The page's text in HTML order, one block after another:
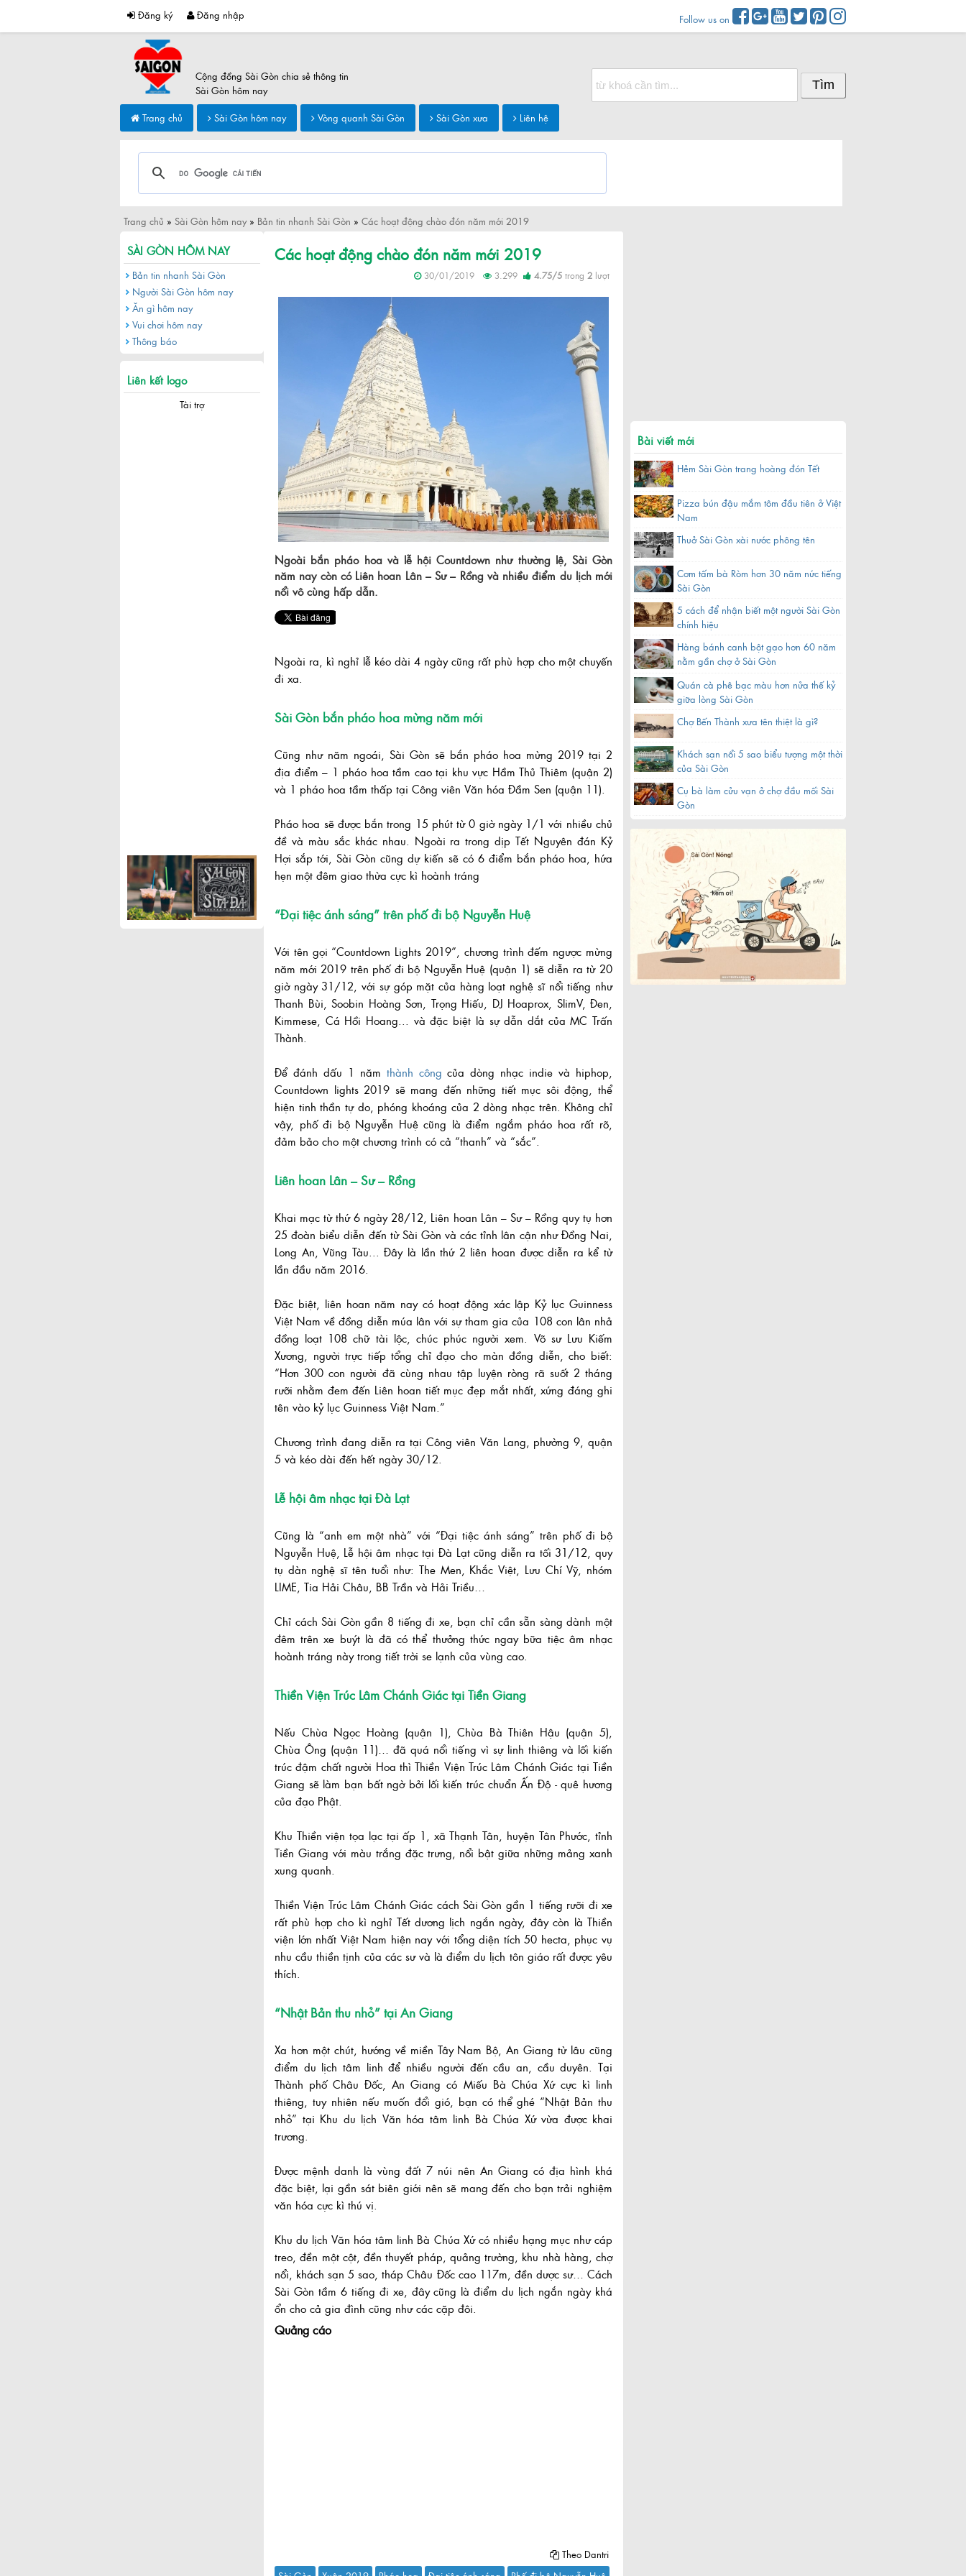
Đăng ký Đăng nhập Follow us on
Cộng đồng Sài Gòn chia sẻ thông tin
Sài Gòn hôm nay
Trang chủ
Sài Gòn hôm nay Vòng quanh Sài Gòn Sài Gòn xưa Liên hệ
Trang chủ » Sài Gòn hôm nay» Bản tin nhanh Sài Gòn » Các hoạt động chào đón năm mới 2019
Các hoạt động chào đón năm mới 2019
30/01/2019 3.299 4.75/5 trong 2 lượt
Ngoài bắn pháo hoa và lễ hội Countdown như thường lệ, Sài Gòn
năm nay còn có Liên hoan Lân – Sư – Rồng và nhiều điểm du lịch mới
nổi vô cùng hấp dẫn.
Ngoài ra, kì nghỉ lễ kéo dài 4 ngày cũng rất phù hợp cho một chuyến
đi xa.
Sài Gòn bắn pháo hoa mừng năm mới
Cũng như năm ngoái, Sài Gòn sẽ bắn pháo hoa mừng 2019 tại 2
địa điểm – 1 pháo hoa tầm cao tại khu vực Hầm Thủ Thiêm (quận 2)
và 1 pháo hoa tầm thấp tại Công viên Văn hóa Đầm Sen (quận 11).
Pháo hoa sẽ được bắn trong 15 phút từ 0 giờ ngày 1/1 với nhiều chủ
đề và màu sắc khác nhau. Ngoài ra trong dịp Tết Nguyên đán Kỷ
Hợi sắp tới, Sài Gòn cũng dự kiến sẽ có 6 điểm bắn pháo hoa, hứa
hẹn một đêm giao thừa cực kì hoành tráng
“Đại tiệc ánh sáng” trên phố đi bộ Nguyễn Huệ
Với tên gọi “Countdown Lights 2019”, chương trình đếm ngược mừng
năm mới 2019 trên phố đi bộ Nguyễn Huệ (quận 1) sẽ diễn ra từ 20
giờ ngày 31/12, với sự góp mặt của hàng loạt nghệ sĩ nổi tiếng như
Thanh Bùi, Soobin Hoàng Sơn, Trọng Hiếu, DJ Hoaprox, SlimV, Đen,
Kimmese, Cá Hồi Hoang... và đặc biệt là sự dẫn dắt của MC Trấn
Thành.
Để đánh dấu 1 năm thành công của dòng nhạc indie và hiphop,
Countdown lights 2019 sẽ mang đến những tiết mục sôi động, thể
hiện tinh thần tự do, phóng khoáng của 2 dòng nhạc trên. Không chỉ
vậy, phố đi bộ Nguyễn Huệ cũng là điểm ngắm pháo hoa rất rõ,
đảm bảo cho một chương trình có cả “thanh” và “sắc”.
Liên hoan Lân – Sư – Rồng
Khai mạc từ thứ 6 ngày 28/12, Liên hoan Lân – Sư – Rồng quy tụ hơn
25 đoàn biểu diễn đến từ Sài Gòn và các tỉnh lân cận như Đồng Nai,
Long An, Vũng Tàu... Đây là lần thứ 2 liên hoan được diễn ra kể từ
lần đầu năm 2016.
Đặc biệt, liên hoan năm nay có hoạt động xác lập Kỷ lục Guinness
Việt Nam về đồng diễn múa lân với sự tham gia của 108 con lân nhả
đồng loạt 108 chữ tài lộc, chúc phúc người xem. Võ sư Lưu Kiếm
Xương, người trực tiếp tổng chỉ đạo cho màn đồng diễn, cho biết:
“Hơn 300 con người đã cùng nhau tập luyện ròng rã suốt 2 tháng
rưỡi nhằm đem đến Liên hoan tiết mục đẹp mắt nhất, xứng đáng ghi
tên vào kỷ lục Guinness Việt Nam.”
Chương trình đang diễn ra tại Công viên Văn Lang, phường 9, quận
5 và kéo dài đến hết ngày 30/12.
Lễ hội âm nhạc tại Đà Lạt
Cũng là “anh em một nhà” với “Đại tiệc ánh sáng” trên phố đi bộ
Nguyễn Huệ, Lễ hội âm nhạc tại Đà Lạt cũng diễn ra tối 31/12, quy
tụ dàn nghệ sĩ tên tuổi như: The Men, Khắc Việt, Lưu Chí Vỹ, nhóm
LIME, Tia Hải Châu, BB Trần và Hải Triều…
Chỉ cách Sài Gòn gần 8 tiếng đi xe, bạn chỉ cần sẵn sàng dành một
đêm trên xe buýt là đã có thể thưởng thức ngay bữa tiệc âm nhạc
hoành tráng này trong tiết trời se lạnh của vùng cao.
Thiền Viện Trúc Lâm Chánh Giác tại Tiền Giang
Nếu Chùa Ngọc Hoàng (quận 1), Chùa Bà Thiên Hậu (quận 5),
Chùa Ông (quận 11)… đã quá nổi tiếng vì sự linh thiêng và lối kiến
trúc đậm chất người Hoa thì Thiền Viện Trúc Lâm Chánh Giác tại Tiền
Giang sẽ làm bạn bất ngờ bởi lối kiến trúc chuẩn Ấn Độ - quê hương
của đạo Phật.
Khu Thiền viện tọa lạc tại ấp 1, xã Thạnh Tân, huyện Tân Phước, tỉnh
Tiền Giang với màu trắng đặc trưng, nổi bật giữa những mảng xanh
xung quanh.
Thiền Viện Trúc Lâm Chánh Giác cách Sài Gòn gần 1 tiếng rưỡi đi xe
rất phù hợp cho kì nghỉ Tết dương lịch ngắn ngày, đây còn là Thiền
viện lớn nhất Việt Nam hiện nay với tổng diện tích 50 hecta, phục vụ
nhu cầu thiền tịnh của các sư và là điểm du lịch tôn giáo rất được yêu
thích.
“Nhật Bản thu nhỏ” tại An Giang
Xa hơn một chút, hướng về miền Tây Nam Bộ, An Giang từ lâu cũng
điểm du lịch tâm linh để nhiều người đến cầu an, cầu duyên. Tại
Thành phố Châu Đốc, An Giang có Miếu Bà Chúa Xứ cực kì linh
thiêng, tuy nhiên nếu muốn đổi gió, bạn có thể ghé “Nhật Bản thu
nhỏ” tại Khu du lịch Văn hóa tâm linh Bà Chúa Xứ vừa được khai
trương.
Được mệnh danh là vùng đất 7 núi nên An Giang có địa hình khá
đặc biệt, lại gần sát biên giới nên sẽ mang đến cho bạn trải nghiệm
văn hóa cực kì thú vị.
Khu du lịch Văn hóa tâm linh Bà Chúa Xứ có nhiều hạng mục như cáp
treo, đền một cột, đền thuyết pháp, quảng trường, khu nhà hàng, chợ
nổi, khách sạn 5 sao, tháp Châu Đốc cao 117m, đền dược sư… Cách
Sài Gòn tầm 6 tiếng đi xe, đây cũng là điểm du lịch ngắn ngày khá
ổn cho cả gia đình cũng như các cặp đôi.
Quảng cáo
Theo Dantri
SÀI GÒN HÔM NAY
Bản tin nhanh Sài Gòn
Người Sài Gòn hôm nay
Ăn gì hôm nay
Vui chơi hôm nay
Thông báo
Liên kết logo
Tài trợ
Bài viết mới
Hẻm Sài Gòn trang hoàng đón Tết
Pizza bún đậu mắm tôm đầu tiên ở Việt
Nam
Thuở Sài Gòn xài nước phông tên
Cơm tấm bà Ròm hơn 30 năm nức tiếng
Sài Gòn
5 cách để nhận biết một người Sài Gòn
chính hiệu
Hàng bánh canh bột gạo hơn 60 năm
nằm gần chợ ở Sài Gòn
Quán cà phê bạc màu hơn nửa thế kỷ
giữa lòng Sài Gòn
Chợ Bến Thành xưa tên thiệt là gì?
Khách sạn nổi 5 sao biểu tượng một thời
của Sài Gòn
Cụ bà làm cửu vạn ở chợ đầu mối Sài
Gòn